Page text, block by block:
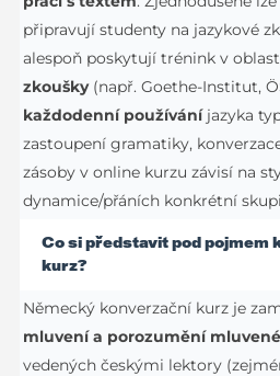
připravují studenty na jazykové
alespoň poskytují trénink v
zkoušky(např. Goethe-Institut,
každodenní používáníjazyka
zastoupení gramatiky,
zásoby v online kurzu závisí na
dynamice/přáních konkrétní
Co si představit pod pojmem
kurz?
Německý konverzační kurz je
mluvení a porozumění
vedených českými lektory